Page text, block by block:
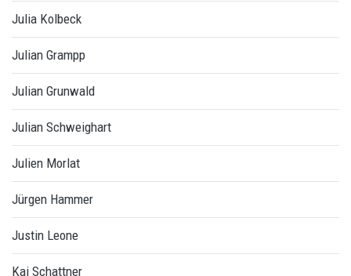
Julia Kolbeck
Julian Grampp
Julian Grunwald
Julian Schweighart
Julien Morlat
Jürgen Hammer
Justin Leone
Kai Schattner